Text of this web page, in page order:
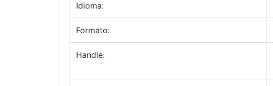
Idioma:
Formato:
Handle: